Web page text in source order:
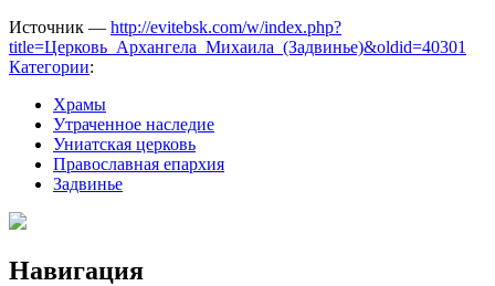
Источник — http://evitebsk.com/w/index.php?
title=Церковь_Архангела_Михаила_(Задвинье)&oldid=40301
Категории:
Храмы
Утраченное наследие
Униатская церковь
Православная епархия
Задвинье
Навигация